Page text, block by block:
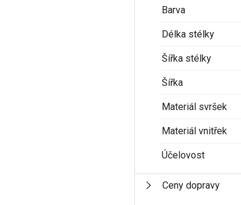
Barva
Délka stélky
Šířka stélky
Šířka
Materiál svršek
Materiál vnitřek
Účelovost
Ceny dopravy